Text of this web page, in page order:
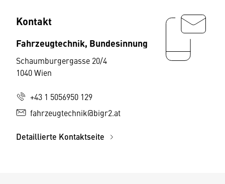
Kontakt
Fahrzeugtechnik, Bundesinnung
Schaumburgergasse 20/4
1040 Wien
+43 1 5056950 129
fahrzeugtechnik@bigr2.at
Detaillierte Kontaktseite